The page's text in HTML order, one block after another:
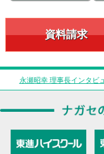
資料請求
永瀬昭幸 理事長インタビ